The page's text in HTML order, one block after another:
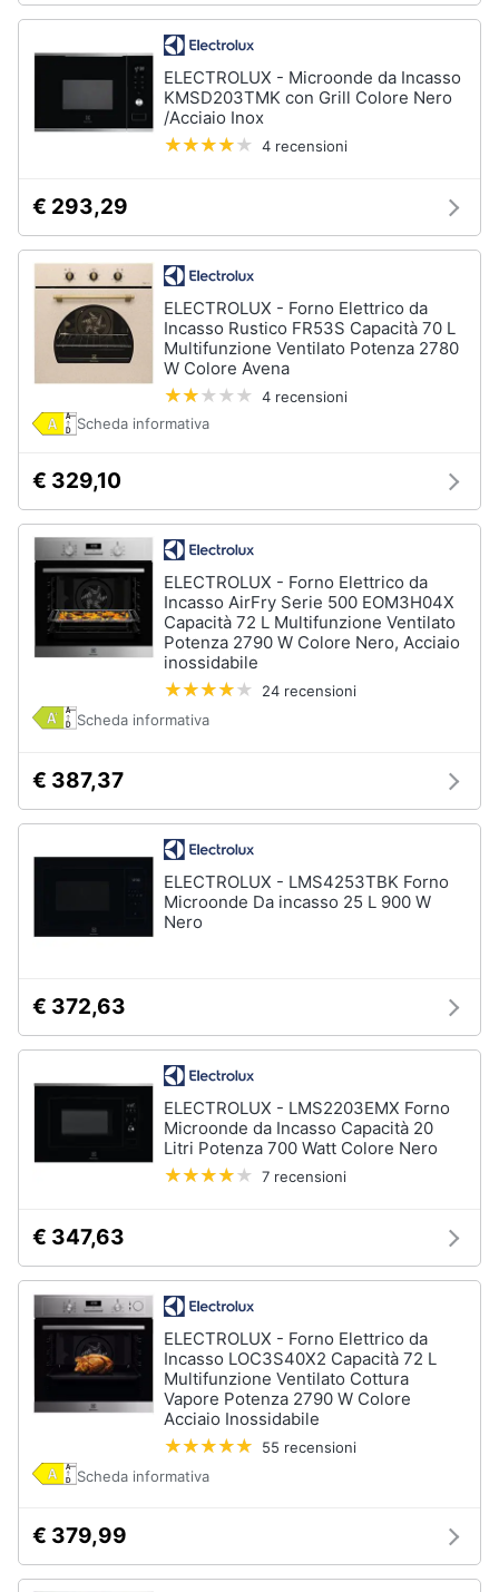
ELECTROLUX - Microonde da Incasso
KMSD203TMK con Grill Colore Nero
/Acciaio Inox
4 recensioni
€ 293,29
ELECTROLUX - Forno Elettrico da
Incasso Rustico FR53S Capacità 70 L
Multifunzione Ventilato Potenza 2780
W Colore Avena
4 recensioni
Scheda informativa
€ 329,10
ELECTROLUX - Forno Elettrico da
Incasso AirFry Serie 500 EOM3H04X
Capacità 72 L Multifunzione Ventilato
Potenza 2790 W Colore Nero, Acciaio
inossidabile
24 recensioni
Scheda informativa
€ 387,37
ELECTROLUX - LMS4253TBK Forno
Microonde Da incasso 25 L 900 W
Nero
€ 372,63
ELECTROLUX - LMS2203EMX Forno
Microonde da Incasso Capacità 20
Litri Potenza 700 Watt Colore Nero
7 recensioni
€ 347,63
ELECTROLUX - Forno Elettrico da
Incasso LOC3S40X2 Capacità 72 L
Multifunzione Ventilato Cottura
Vapore Potenza 2790 W Colore
Acciaio Inossidabile
55 recensioni
Scheda informativa
€ 379,99